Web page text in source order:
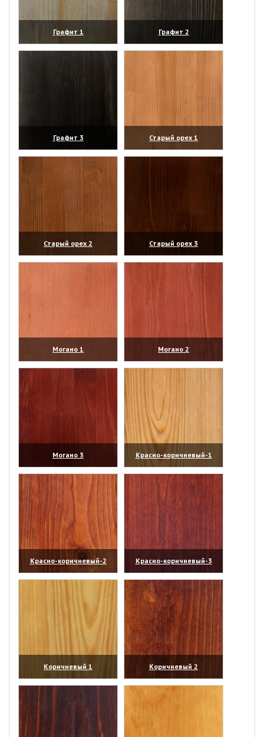
Графит 1
(увеличить)
Графит 2
(увеличить)
Графит 3
(увеличить)
Старый орех 1
(увеличить)
Старый орех 2
(увеличить)
Старый орех 3
(увеличить)
Могано 1
(увеличить)
Могано 2
(увеличить)
Могано 3
(увеличить)
Красно-коричневый-1
(увеличить)
Красно-коричневый-2
(увеличить)
Красно-коричневый-3
(увеличить)
Коричневый 1
(увеличить)
Коричневый 2
(увеличить)